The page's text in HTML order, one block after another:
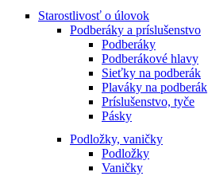
Starostlivosť o úlovok
Podberáky a príslušenstvo
Podberáky
Podberákové hlavy
Sieťky na podberák
Plaváky na podberák
Príslušenstvo, tyče
Pásky
Podložky, vaničky
Podložky
Vaničky